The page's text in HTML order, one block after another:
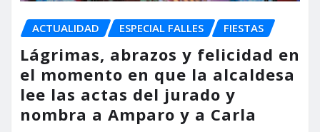
ACTUALIDAD ESPECIAL FALLES FIESTAS
Lágrimas, abrazos y felicidad en
el momento en que la alcaldesa
lee las actas del jurado y
nombra a Amparo y a Carla